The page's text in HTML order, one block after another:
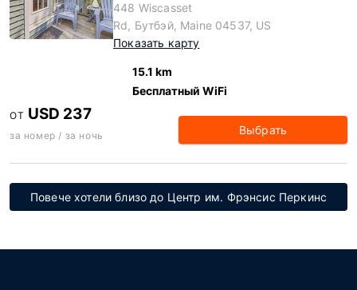
448 Wiscasset
Rd, Бутбэй, Maine 04537, US
Показать карту
15.1 km
Бесплатный WiFi
ОТ USD 237
за номер / за ночь Выбрать
Повече хотели близо до Центр им. Фрэнсис Перкинс